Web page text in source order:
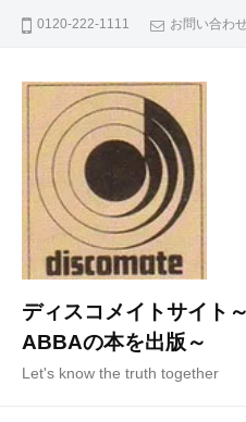
0120-222-1111 お問い合わ
ディスコメイトサイト
ABBAの本を出版～
Let's know the truth together